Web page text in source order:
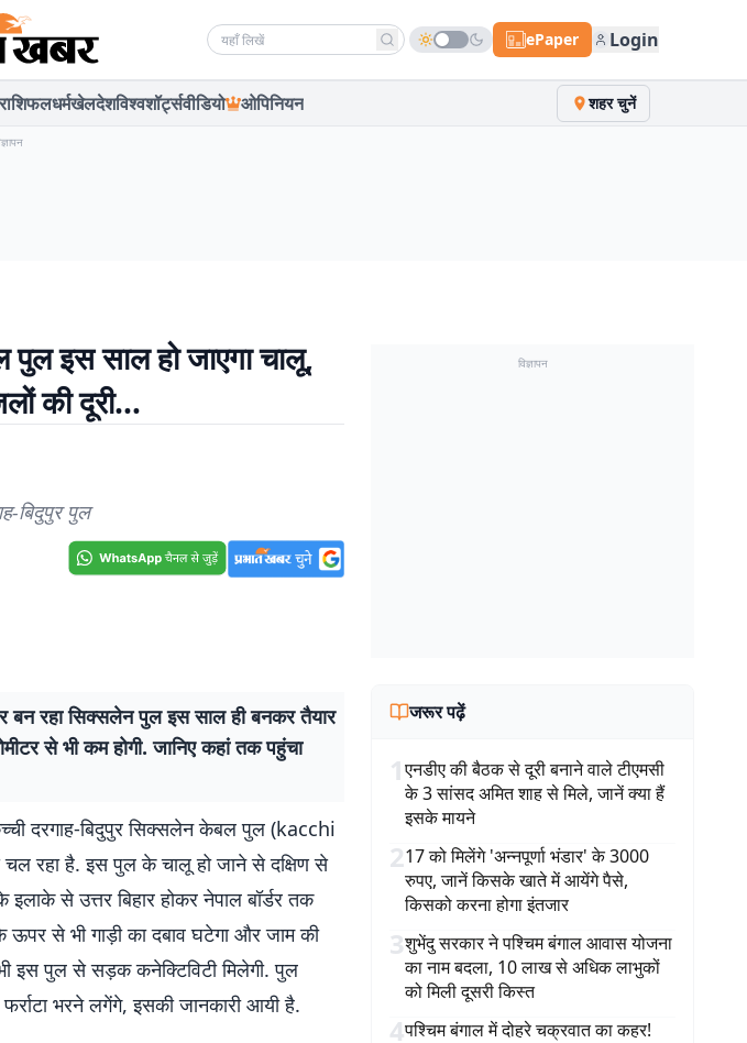
Search news ePaper Login
राशिफलधर्मखेलदेशविश्वशॉर्ट्सवीडियो ओपिनियन शहर चुनें
इस साल हो जाएगा चालू,
की दूरी…
बिदुपुर पुल
रहा सिक्सलेन पुल इस साल ही बनकर तैयार
से भी कम होगी. जानिए कहां तक पहुंचा
दरगाह-बिदुपुर सिक्सलेन केबल पुल (kacchi
रहा है. इस पुल के चालू हो जाने से दक्षिण से
से उत्तर बिहार होकर नेपाल बॉर्डर तक
से भी गाड़ी का दबाव घटेगा और जाम की
भी इस पुल से सड़क कनेक्टिविटी मिलेगी. पुल
भरने लगेंगे, इसकी जानकारी आयी है.
विज्ञापन
जरूर पढ़ें
1एनडीए की बैठक से दूरी बनाने वाले टीएमसी
के 3 सांसद अमित शाह से मिले, जानें क्या हैं
इसके मायने
217 को मिलेंगे 'अन्नपूर्णा भंडार' के 3000
रुपए, जानें किसके खाते में आयेंगे पैसे,
किसको करना होगा इंतजार
3शुभेंदु सरकार ने पश्चिम बंगाल आवास योजना
का नाम बदला, 10 लाख से अधिक लाभुकों
को मिली दूसरी किस्त
4पश्चिम बंगाल में दोहरे चक्रवात का कहर!